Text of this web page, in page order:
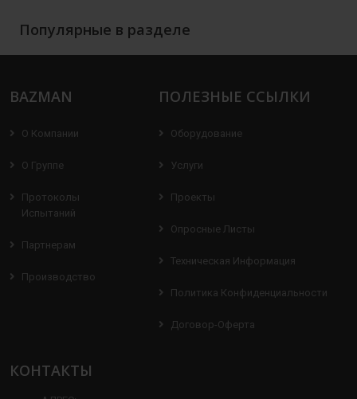
Популярные в разделе
BAZMAN
О Компании
О Группе
Протоколы
Испытаний
Партнерам
Производство
ПОЛЕЗНЫЕ ССЫЛКИ
Оборудование
Услуги
Проекты
Опросные Листы
Техническая Информация
Политика Конфиденциальности
Договор-Оферта
КОНТАКТЫ